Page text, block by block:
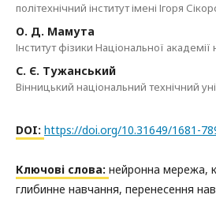
політехнічний інститут імені Ігоря
О. Д. Мамута
Інститут фізики Національної академії
С. Є. Тужанський
Вінницький національний технічний
DOI: https://doi.org/10.31649/1681-
Ключові слова: нейронна мережа,
глибинне навчання, перенесення